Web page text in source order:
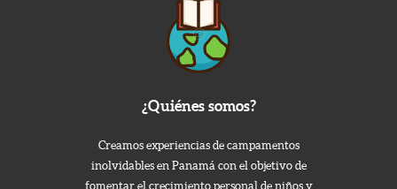
¿Quiénes somos?
Creamos experiencias de campamentos
inolvidables en Panamá con el objetivo de
fomentar el crecimiento personal de niños y